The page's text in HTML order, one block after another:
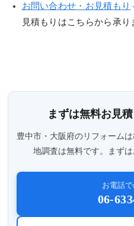
お問い合わせ・お見積もり
見積もりはこちらから承り
まずは無料お見
豊中市・大阪府のリフォーム
地調査は無料です。まず
お電話
06-